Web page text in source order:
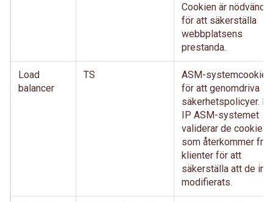
Cookien är nödvändig
för att säkerställa
webbplatsens
prestanda.
Load
balancer
TS
ASM-systemcookie
för att genomdriva
säkerhetspolicyer.
IP ASM-systemet
validerar de cookies
som återkommer från
klienter för att
säkerställa att de inte
modifierats.